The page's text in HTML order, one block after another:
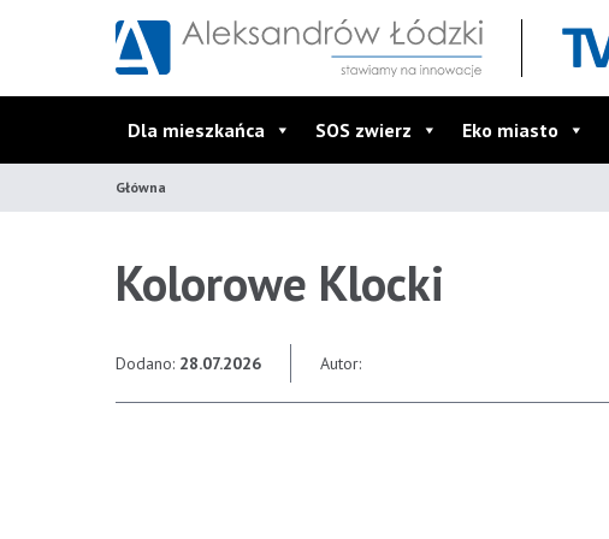
Dla mieszkańca SOS zwierz Eko miasto
Główna
Kolorowe Klocki
Dodano: 28.07.2026 Autor: